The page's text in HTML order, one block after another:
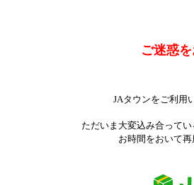
ご迷惑
JAタウンをご利用
ただいま大変込み合って
お時間をおいて